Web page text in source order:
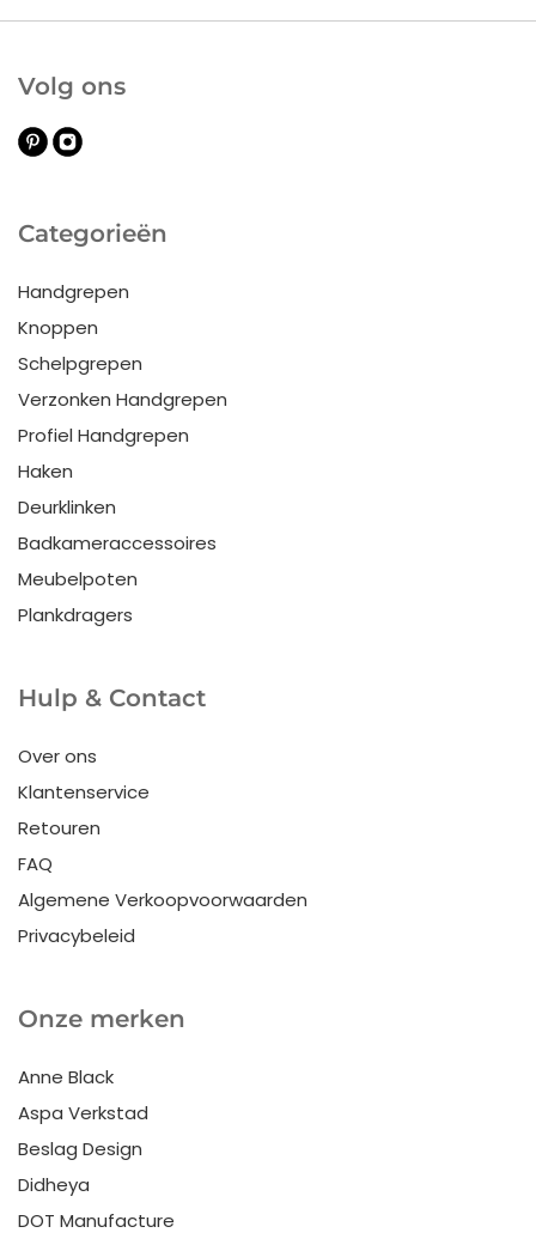
Categorieën
Handgrepen
Knoppen
Schelpgrepen
Verzonken Handgrepen
Profiel Handgrepen
Haken
Deurklinken
Badkameraccessoires
Meubelpoten
Plankdragers
Hulp & Contact
Over ons
Klantenservice
Retouren
FAQ
Algemene Verkoopvoorwaarden
Privacybeleid
Onze merken
Anne Black
Aspa Verkstad
Beslag Design
Didheya
DOT Manufacture
Volg ons